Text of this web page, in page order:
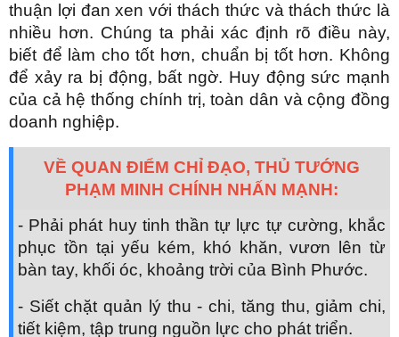
thuận lợi đan xen với thách thức và thách thức là
nhiều hơn. Chúng ta phải xác định rõ điều này,
biết để làm cho tốt hơn, chuẩn bị tốt hơn. Không
để xảy ra bị động, bất ngờ. Huy động sức mạnh
của cả hệ thống chính trị, toàn dân và cộng đồng
doanh nghiệp.
VỀ QUAN ĐIỂM CHỈ ĐẠO, THỦ TƯỚNG
PHẠM MINH CHÍNH NHẤN MẠNH:
- Phải phát huy tinh thần tự lực tự cường, khắc
phục tồn tại yếu kém, khó khăn, vươn lên từ
bàn tay, khối óc, khoảng trời của Bình Phước.
- Siết chặt quản lý thu - chi, tăng thu, giảm chi,
tiết kiệm, tập trung nguồn lực cho phát triển.